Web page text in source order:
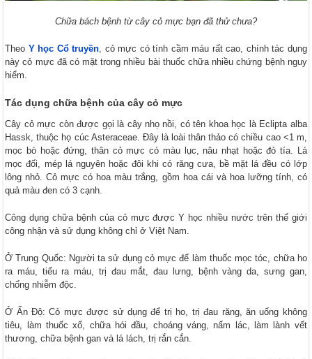
Chữa bách bệnh từ cây cỏ mực bạn đã thử chưa?
Theo Y học Cổ truyền , cỏ mực có tính cầm máu rất cao, chính tác dụng
này cỏ mực đã có mặt trong nhiều bài thuốc chữa nhiều chứng bệnh nguy
hiểm.
Tác dụng chữa bệnh của cây cỏ mực
Cây cỏ mực còn được gọi là cây nhọ nồi, có tên khoa học là Eclipta alba
Hassk, thuộc họ cúc Asteraceae. Đây là loài thân thảo có chiều cao <1 m,
mọc bò hoặc đứng, thân cỏ mực có màu lục, nâu nhạt hoặc đỏ tía. Lá
mọc đối, mép lá nguyên hoặc đôi khi có răng cưa, bề mặt lá đều có lớp
lông nhỏ. Cỏ mực có hoa màu trắng, gồm hoa cái và hoa lưỡng tính, có
quả màu đen có 3 cạnh.
Công dụng chữa bệnh của cỏ mực được Y học nhiều nước trên thế giới
công nhận và sử dụng không chỉ ở Việt Nam.
Ở Trung Quốc: Người ta sử dụng cỏ mực để làm thuốc mọc tóc, chữa ho
ra máu, tiểu ra máu, trị đau mắt, đau lưng, bệnh vàng da, sưng gan,
chống nhiễm độc.
Ở Ấn Độ: Cỏ mực được sử dụng để trị ho, trị đau răng, ăn uống không
tiêu, làm thuốc xổ, chữa hói đầu, choáng váng, nấm lác, làm lành vết
thương, chữa bệnh gan và lá lách, trị rắn cắn.